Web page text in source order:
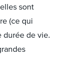
sont
(ce qui
durée de vie.